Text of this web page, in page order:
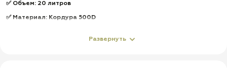
✅ Объем: 20 литров
✅ Материал: Кордура 500D
Развернуть